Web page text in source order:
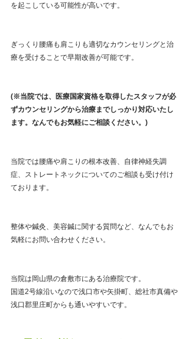
を起こしている可能性が高いです。
ぎっくり腰痛も肩こりも適切なカウンセリングと治
療を受けることで早期改善が可能です。
(※当院では、医療国家資格を取得したスタッフが必
ずカウンセリングから治療までしっかり対応いたし
ます。なんでもお気軽にご相談ください。)
当院では腰痛や肩こりの根本改善、自律神経失調
症、ストレートネックについてのご相談も受け付け
ております。
整体や鍼灸、美容鍼に関する質問など、なんでもお
気軽にお問い合わせください。
当院は岡山県の倉敷市にある治療院です。
国道2号線沿いなので浅口市や矢掛町、総社市真備や
浅口郡里庄町からも通いやすいです。